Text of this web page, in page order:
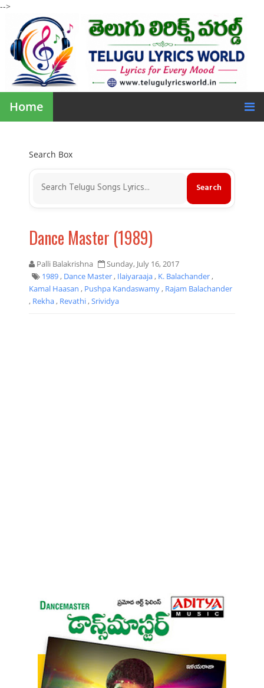
-->
Home
Search Box
Dance Master (1989)
Palli Balakrishna
Sunday, July 16, 2017
1989, Dance Master, Ilaiyaraaja, K. Balachander,
Kamal Haasan , Pushpa Kandaswamy, Rajam Balachander
, Rekha, Revathi,Srividya